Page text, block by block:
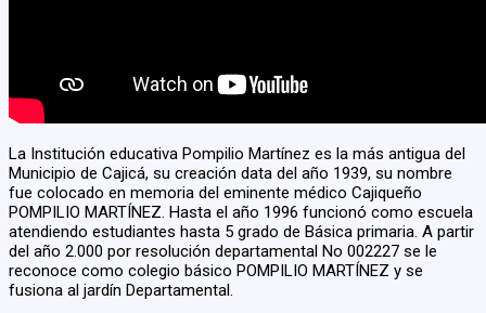
La Institución educativa Pompilio Martínez es la más antigua del
Municipio de Cajicá, su creación data del año 1939, su nombre
fue colocado en memoria del eminente médico Cajiqueño
POMPILIO MARTÍNEZ. Hasta el año 1996 funcionó como escuela
atendiendo estudiantes hasta 5 grado de Básica primaria. A partir
del año 2.000 por resolución departamental No 002227 se le
reconoce como colegio básico POMPILIO MARTÍNEZ y se
fusiona al jardín Departamental.